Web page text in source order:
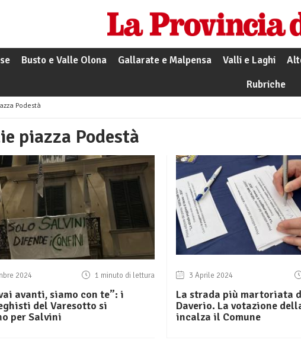
Busto e Valle Olona Gallarate e Malpensa Valli e Laghi
Rubriche
Podestà
piazza Podestà
2024 1 minuto di lettura
avanti, siamo con te”: i
del Varesotto si
per Salvini
3 Aprile 2024
La strada più martoriata
Daverio. La votazione
incalza il Comune